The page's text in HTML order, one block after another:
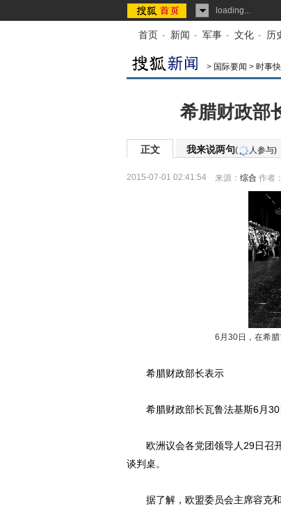
loading...
首页 - 新闻 - 军事 - 文化 - 历
> 国际要闻 > 时事
希腊财政部
正文 我来说两句( 人参与)
2015-07-01 02:41:54 来源： 综合 作者
6月30日，在希
希腊财政部长表示
希腊财政部长瓦鲁法基斯6月30
欧洲议会各党团领导人29日召开
谈判桌。
据了解，欧盟委员会主席容克和